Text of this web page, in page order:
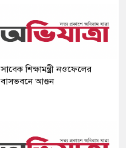
সাবেক শিক্ষামন্ত্রী নওফেলের
বাসভবনে আগুন